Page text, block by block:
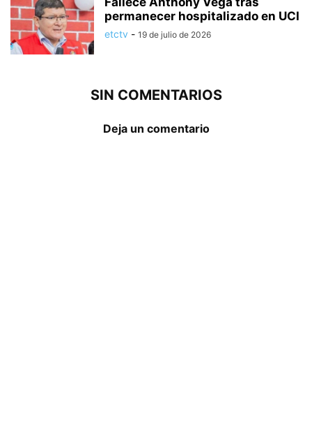
permanecer hospitalizado en UCI
etctv - 19 de julio de 2026
SIN COMENTARIOS
Deja un comentario